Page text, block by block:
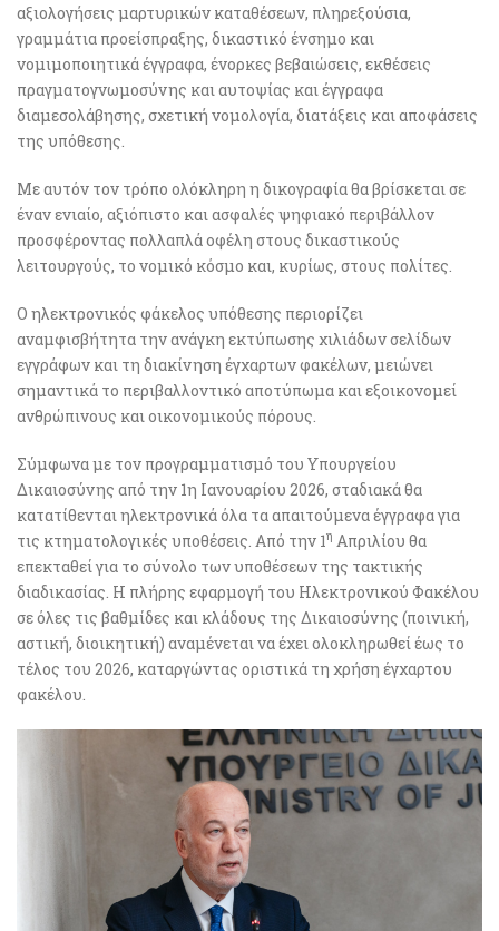
αξιολογήσεις μαρτυρικών καταθέσεων, πληρεξούσια,
γραμμάτια προείσπραξης, δικαστικό ένσημο και
νομιμοποιητικά έγγραφα, ένορκες βεβαιώσεις, εκθέσεις
πραγματογνωμοσύνης και αυτοψίας και έγγραφα
διαμεσολάβησης, σχετική νομολογία, διατάξεις και αποφάσεις
της υπόθεσης.
Με αυτόν τον τρόπο ολόκληρη η δικογραφία θα βρίσκεται σε
έναν ενιαίο, αξιόπιστο και ασφαλές ψηφιακό περιβάλλον
προσφέροντας πολλαπλά οφέλη στους δικαστικούς
λειτουργούς, το νομικό κόσμο και, κυρίως, στους πολίτες.
Ο ηλεκτρονικός φάκελος υπόθεσης περιορίζει
αναμφισβήτητα την ανάγκη εκτύπωσης χιλιάδων σελίδων
εγγράφων και τη διακίνηση έγχαρτων φακέλων, μειώνει
σημαντικά το περιβαλλοντικό αποτύπωμα και εξοικονομεί
ανθρώπινους και οικονομικούς πόρους.
Σύμφωνα με τον προγραμματισμό του Υπουργείου
Δικαιοσύνης από την 1η Ιανουαρίου 2026, σταδιακά θα
κατατίθενται ηλεκτρονικά όλα τα απαιτούμενα έγγραφα για
τις κτηματολογικές υποθέσεις. Από την 1η Απριλίου θα
επεκταθεί για το σύνολο των υποθέσεων της τακτικής
διαδικασίας. Η πλήρης εφαρμογή του Ηλεκτρονικού Φακέλου
σε όλες τις βαθμίδες και κλάδους της Δικαιοσύνης (ποινική,
αστική, διοικητική) αναμένεται να έχει ολοκληρωθεί έως το
τέλος του 2026, καταργώντας οριστικά τη χρήση έγχαρτου
φακέλου.